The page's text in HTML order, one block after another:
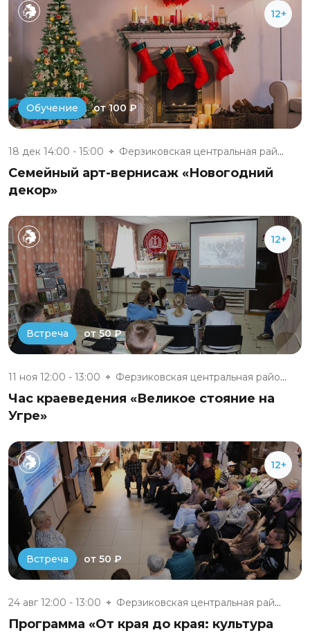
12+
Обучение от 100 ₽
18 дек 14:00 - 15:00 Ферзиковская центральная район...
Семейный арт-вернисаж «Новогодний
декор»
12+
Встреча от 50 ₽
11 ноя 12:00 - 13:00 Ферзиковская центральная район...
Час краеведения «Великое стояние на
Угре»
12+
Встреча от 50 ₽
24 авг 12:00 - 13:00 Ферзиковская центральная район...
Программа «От края до края: культура